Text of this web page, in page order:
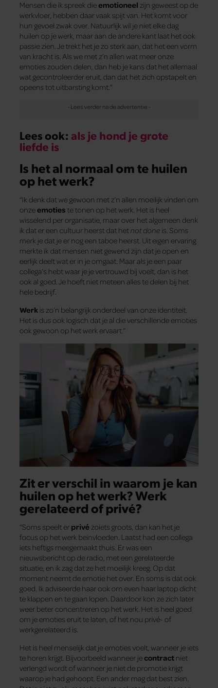
Mensen die ik spreek dieemotioneel zijn geweest op de
werkvloer, hebben daar vaak spijt van. Het komt voor
hun gevoel zwak over. Natuurlijk wil je niet elke dag
huilen op je werk, maar aan de andere kant laat het ook
passie zien. Je trekt het je zo sterk aan, dat het een vorm
van kracht is. Als we met z’n allen wat meer onze
emoties zouden delen, dan heb je kans dat het allemaal
wat gecontroleerder eruit, dan dat het zich opstapelt en
opeens tot uitbarsting komt.”
Lees ook:als je hond je grote
liefde is
Is het al normaal om te huilen
op het werk?
“Ik denk dat we gewoon met z’n allen moeilijk vinden om
onzeemoties te tonen op het werk. Het is heel
wisselend per organisatie, maar over het algemeen denk
ik dat er een cultuur heerst dat hetnot done is. Soms
merk je dat je er nog een taboe heerst. Uit eigen ervaring
merkte ik dat mensen niet gewend zijn dat je open en
eerlijk deelt wat er in je omgaat. Maar als je een paar
collega’s hebt waar je je vertrouwd bij voelt, dan is het
ook al goed. Je hoeft niet meteen alles te delen bij het
hele bedrijf.
Werk is zo’n belangrijk onderdeel van onze identiteit.
Het is dus ook logisch dat je al die verschillende emoties
ook gewoon op het werk ervaart.”
Zit er verschil in waarom je kan
huilen op het werk? Werk
gerelateerd of privé?
“Soms speelt er privé zoiets groots, dan kan het je
focus op het werk beïnvloeden. Laatst had een collega
iets heftigs meegemaakt thuis. Er was een
nieuwsbericht op de radio, met een gerelateerde
situatie, en ik zag dat ze het moeilijk kreeg. Op dat
moment neemt de emotie het over. En soms is dat ook
goed. Ik adviseerde haar ook om even haar laptop dicht
te klappen en te gaan lopen. Daardoor kon ze zich later
weer beter concentreren op het werk. Het is heel goed
om je emoties eruit te laten, of het nou privé- of
werkgerelateerd is.
Het is heel menselijk dat je emoties voelt, wanneer je iets
te horen krijgt. Bijvoorbeeld wanneer jecontract niet
verlengd wordt of wanneer je niet de promotie krijgt
waarop je had gehoopt. Een ander mag dat best zien.